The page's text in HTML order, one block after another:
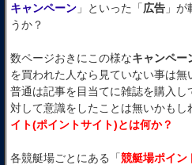
キャンペーン 」といった「広告 」
うか？
数ページおきにこの様なキャンペー
を買われた人なら見ていない事は無
普通は記事を目当てに雑誌を購入
対して意識をしたことは無いかもし
イト(ポイントサイト)とは何か？
各競艇場ごとにある「競艇場ポイン